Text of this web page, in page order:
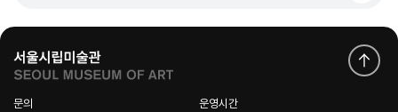
문의
운영시간